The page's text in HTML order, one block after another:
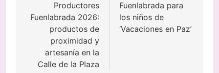
entradas
Productores
Fuenlabrada 2026:
productos de
proximidad y
artesanía en la
Calle de la Plaza
Fuenlabrada para
los niños de
‘Vacaciones en Paz’